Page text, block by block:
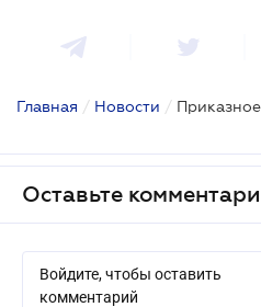
Главная / Новости /
Оставьте
Войдите, чтобы оставить
комментарий